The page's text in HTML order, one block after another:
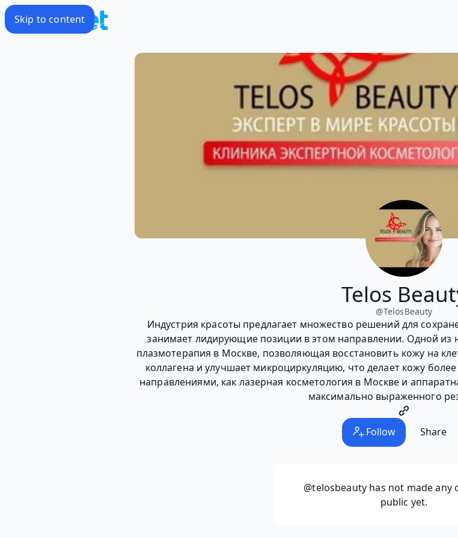
Skip to content
Telos
@TelosBeauty
Индустрия красоты предлагает множество решений для
занимает лидирующие позиции в этом направлении. Одной из
плазмотерапия в Москве, позволяющая восстановить кожу на
коллагена и улучшает микроциркуляцию, что делает кожу
направлениями, как лазерная косметология в Москве и
максимально выраженного
Follow Share
@telosbeauty has not made any
public yet.